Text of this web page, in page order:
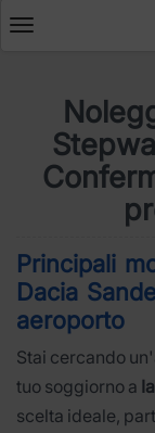
Deschide
Principali
Dacia
aeroporto
Stai cercando
tuo soggiorno a
scelta ideale,